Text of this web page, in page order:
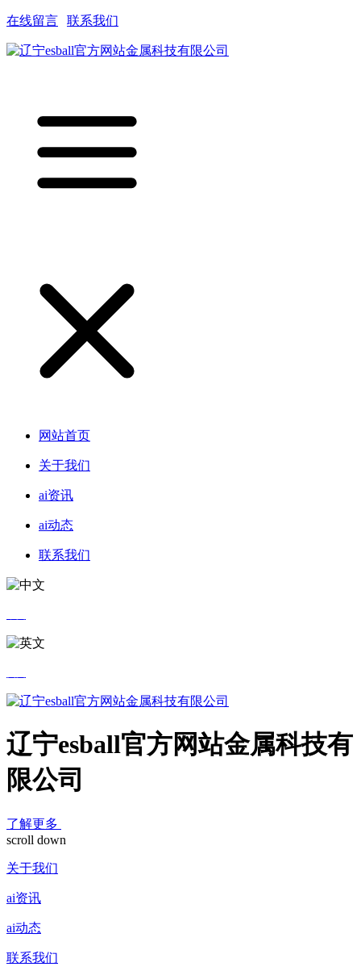
在线留言 联系我们
网站首页
关于我们
ai资讯
ai动态
联系我们
辽宁esball官方网站金属科技有
限公司
了解更多
scroll down
关于我们
ai资讯
ai动态
联系我们